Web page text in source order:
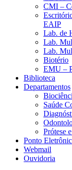
CMI –
EAIP
Lab. de
Lab.
Lab.
Biotério
EMU –
Biblioteca
Departamentos
Saúde
Prótese
Ponto
Webmail
Ouvidoria